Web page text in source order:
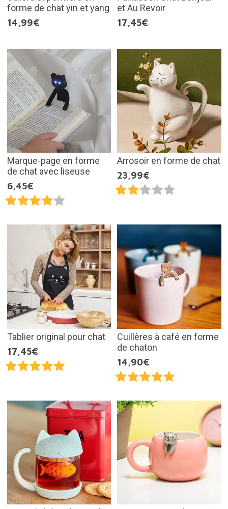
forme de chat yin et yang
14,99€
et Au Revoir
17,45€
Marque-page en forme
de chat avec liseuse
6,45€
Arrosoir en forme de chat
23,99€
Tablier original pour chat
17,45€
Cuillères à café en forme
de chaton
14,90€